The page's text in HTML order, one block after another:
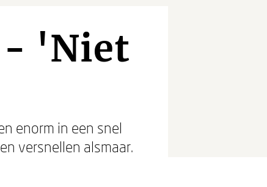
- 'Niet
enorm in een snel
versnellen alsmaar.